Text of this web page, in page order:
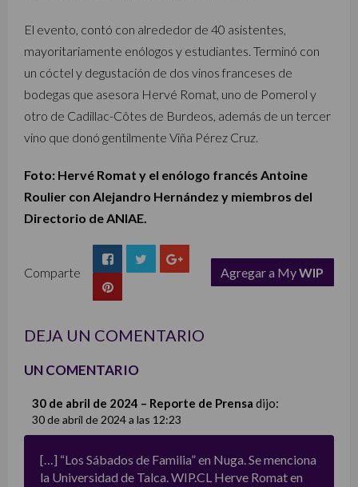
El evento, contó con alrededor de 40 asistentes,
mayoritariamente enólogos y estudiantes. Terminó con
un cóctel y degustación de dos vinos franceses de
bodegas que asesora Hervé Romat, uno de Pomerol y
otro de Cadillac-Côtes de Burdeos, además de un tercer
vino que donó gentilmente Viña Pérez Cruz.
Foto: Hervé Romat y el enólogo francés Antoine
Roulier con Alejandro Hernández y miembros del
Directorio de ANIAE.
Comparte Agregar a MyWIP
DEJA UN COMENTARIO
UN COMENTARIO
30 de abril de 2024 – Reporte de Prensa dijo:
30 de abril de 2024 a las 12:23
[…] “Los Sábados de Familia” en Nuga. Se menciona
la Universidad de Talca. WIP.CL Herve Romat en